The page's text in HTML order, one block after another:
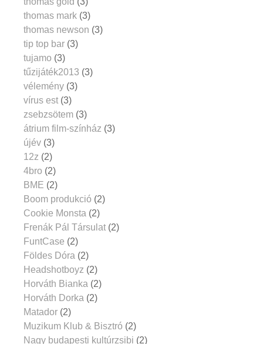
thomas mark (3)
thomas newson (3)
tip top bar (3)
tujamo (3)
tűzijáték2013 (3)
vélemény (3)
vírus est (3)
zsebzsötem (3)
átrium film-színház (3)
újév (3)
12z (2)
4bro (2)
BME (2)
Boom produkció (2)
Cookie Monsta (2)
Frenák Pál Társulat (2)
FuntCase (2)
Földes Dóra (2)
Headshotboyz (2)
Horváth Bianka (2)
Horváth Dorka (2)
Matador (2)
Muzikum Klub & Bisztró (2)
Nagy budapesti kultúrzsibi (2)